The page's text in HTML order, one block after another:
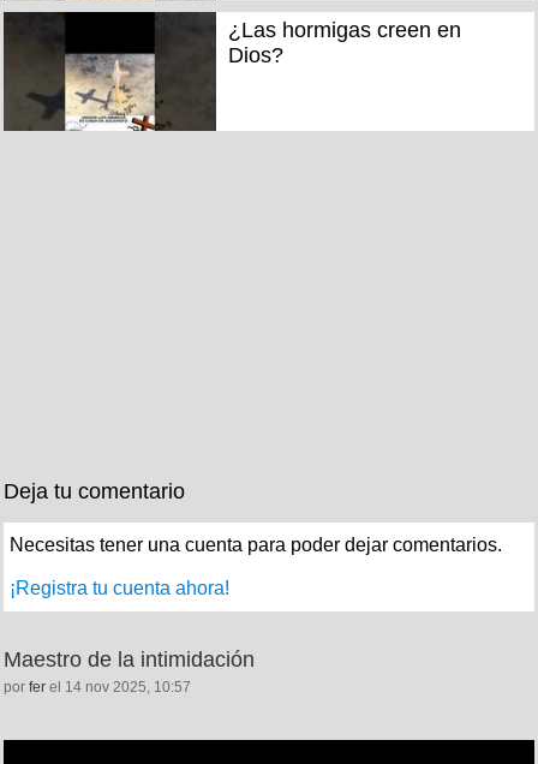
¿Las hormigas creen en
Dios?
Deja tu comentario
Necesitas tener una cuenta para poder dejar comentarios.
¡Registra tu cuenta ahora!
Maestro de la intimidación
por fer el 14 nov 2025, 10:57